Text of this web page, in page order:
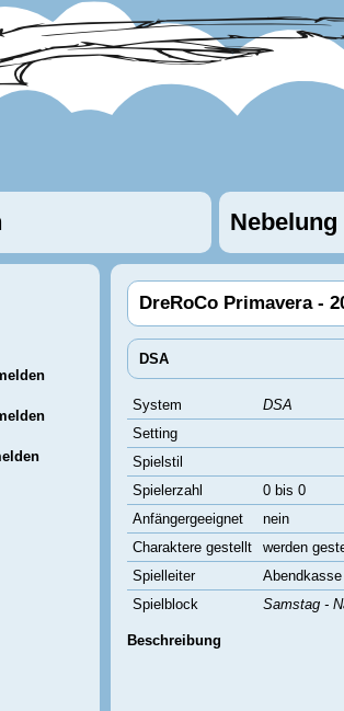
Nebelung
DreRoCo Primavera -
DSA
System
DSA
Setting
Spielstil
Spielerzahl
0 bis 0
Anfängergeeignet
nein
Charaktere gestellt
werden
Spielleiter
Spielblock
Samstag -
Beschreibung